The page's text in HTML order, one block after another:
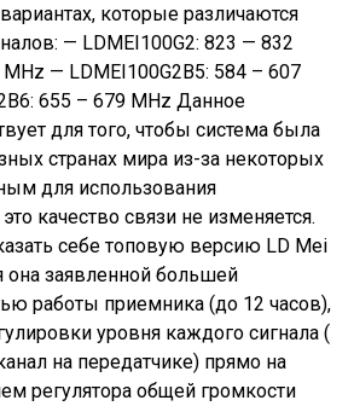
которые различаются
— LDMEI100G2: 823 — 832
— LDMEI100G2B5: 584 – 607
655 – 679 MHz Данное
для того, чтобы система была
странах мира из-за некоторых
для использования
качество связи не изменяется.
себе топовую версию LD Mei
она заявленной большей
работы приемника (до 12 часов),
уровня каждого сигнала (
на передатчике) прямо на
регулятора общей громкости